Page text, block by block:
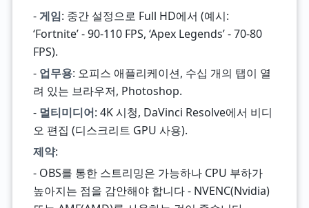
-게임: 중간 설정으로 Full HD에서 (예시:
‘Fortnite’ - 90-110 FPS, ‘Apex Legends’ - 70-80
FPS).
- 업무용: 오피스 애플리케이션, 수십 개의 탭이 열
려 있는 브라우저, Photoshop.
- 멀티미디어: 4K 시청, DaVinci Resolve에서 비디
오 편집 (디스크리트 GPU 사용).
제약:
- OBS를 통한 스트리밍은 가능하나 CPU 부하가
높아지는 점을 감안해야 합니다 - NVENC(Nvidia)